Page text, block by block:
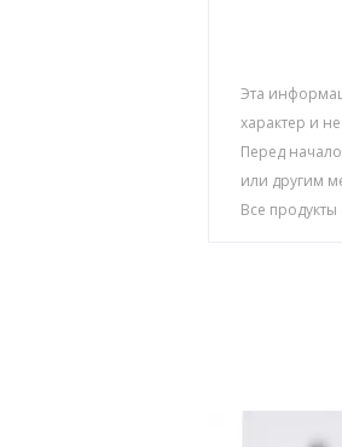
Эта
характер и
Перед
или другим
Все